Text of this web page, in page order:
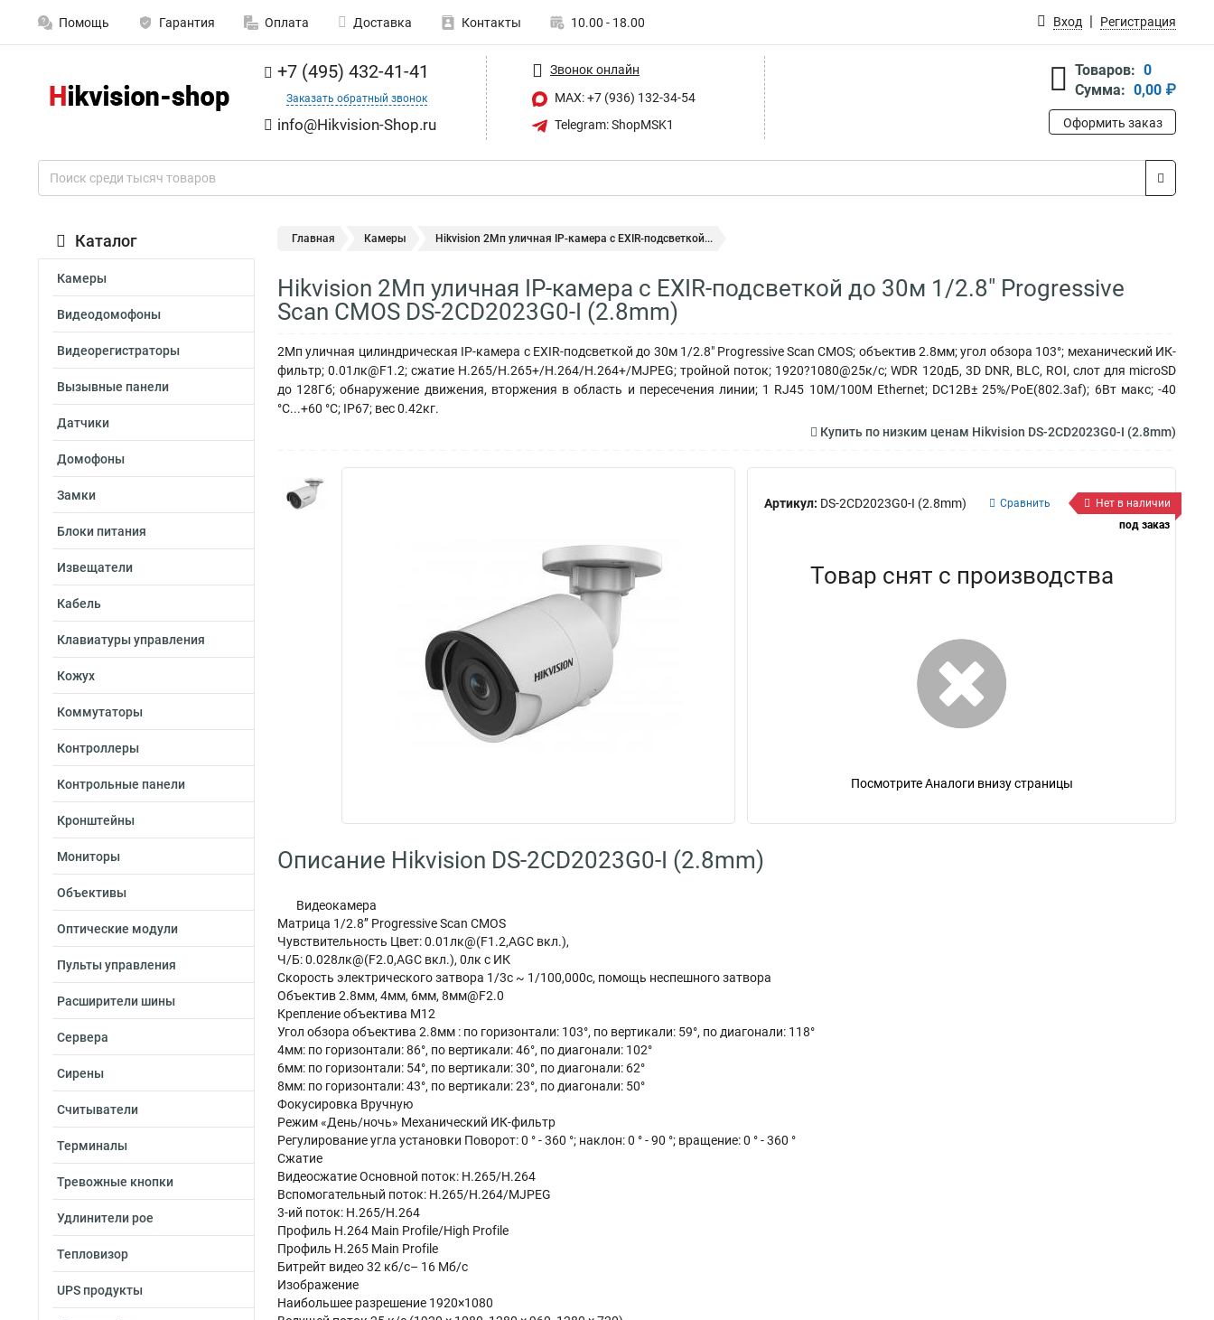
Помощь Гарантия Оплата Доставка Контакты 10.00 - 18.00 Вход Регистрация
+7 (495) 432-41-41
Заказать обратный звонок
info@Hikvision-Shop.ru
Звонок онлайн
MAX: +7 (936) 132-34-54
Telegram: ShopMSK1
Товаров: 0
Сумма: 0,00 ₽
Оформить заказ
Каталог
Камеры
Видеодомофоны
Видеорегистраторы
Вызывные панели
Датчики
Домофоны
Замки
Блоки питания
Извещатели
Кабель
Клавиатуры управления
Кожух
Коммутаторы
Контроллеры
Контрольные панели
Кронштейны
Мониторы
Объективы
Оптические модули
Пульты управления
Расширители шины
Сервера
Сирены
Считыватели
Терминалы
Тревожные кнопки
Удлинители poe
Тепловизор
UPS продукты
Главная Камеры Hikvision 2Мп уличная IP-камера с EXIR-подсветкой...
Hikvision 2Мп уличная IP-камера с EXIR-подсветкой до 30м 1/2.8" Progressive
Scan CMOS DS-2CD2023G0-I (2.8mm)
2Мп уличная цилиндрическая IP-камера с EXIR-подсветкой до 30м 1/2.8" Progressive Scan CMOS; объектив 2.8мм; угол обзора 103°; механический ИК-
фильтр; 0.01лк@F1.2; сжатие H.265/H.265+/H.264/H.264+/MJPEG; тройной поток; 1920?1080@25к/с; WDR 120дБ, 3D DNR, BLC, ROI, слот для microSD
до 128Гб; обнаружение движения, вторжения в область и пересечения линии; 1 RJ45 10M/100M Ethernet; DC12В± 25%/PoE(802.3af); 6Вт макс; -40
°C...+60 °C; IP67; вес 0.42кг.
Купить по низким ценам Hikvision DS-2CD2023G0-I (2.8mm)
Артикул: DS-2CD2023G0-I (2.8mm) Сравнить
Нет в наличии
под заказ
Товар снят с производства
Посмотрите Аналоги внизу страницы
Описание Hikvision DS-2CD2023G0-I (2.8mm)
Видеокамера
Матрица 1/2.8’’ Progressive Scan CMOS
Чувствительность Цвет: 0.01лк@(F1.2,AGC вкл.),
Ч/Б: 0.028лк@(F2.0,AGC вкл.), 0лк с ИК
Скорость электрического затвора 1/3с ~ 1/100,000с, помощь неспешного затвора
Объектив 2.8мм, 4мм, 6мм, 8мм@F2.0
Крепление объектива M12
Угол обзора объектива 2.8мм : по горизонтали: 103°, по вертикали: 59°, по диагонали: 118°
4мм: по горизонтали: 86°, по вертикали: 46°, по диагонали: 102°
6мм: по горизонтали: 54°, по вертикали: 30°, по диагонали: 62°
8мм: по горизонтали: 43°, по вертикали: 23°, по диагонали: 50°
Фокусировка Вручную
Режим «День/ночь» Механический ИК-фильтр
Регулирование угла установки Поворот: 0 ° - 360 °; наклон: 0 ° - 90 °; вращение: 0 ° - 360 °
Сжатие
Видеосжатие Основной поток: H.265/H.264
Вспомогательный поток: H.265/H.264/MJPEG
3-ий поток: H.265/H.264
Профиль H.264 Main Profile/High Profile
Профиль H.265 Main Profile
Битрейт видео 32 кб/с– 16 Мб/с
Изображение
Наибольшее разрешение 1920×1080